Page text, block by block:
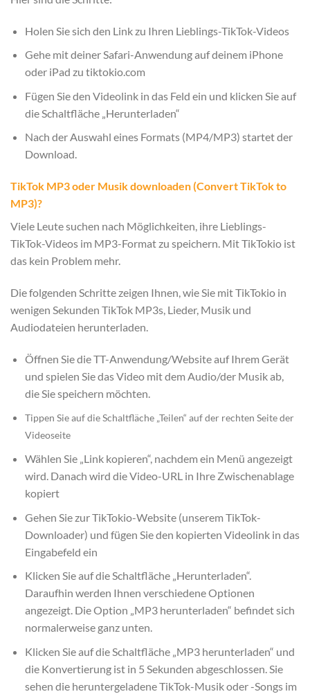
Holen Sie sich den Link zu Ihren Lieblings-TikTok-Videos
Gehe mit deiner Safari-Anwendung auf deinem iPhone
oder iPad zu tiktokio.com
Fügen Sie den Videolink in das Feld ein und klicken Sie auf
die Schaltfläche „Herunterladen“
Nach der Auswahl eines Formats (MP4/MP3) startet der
Download.
TikTok MP3 oder Musik downloaden (Convert TikTok to
MP3)?
Viele Leute suchen nach Möglichkeiten, ihre Lieblings-
TikTok-Videos im MP3-Format zu speichern. Mit TikTokio ist
das kein Problem mehr.
Die folgenden Schritte zeigen Ihnen, wie Sie mit TikTokio in
wenigen Sekunden TikTok MP3s, Lieder, Musik und
Audiodateien herunterladen.
Öffnen Sie die TT-Anwendung/Website auf Ihrem Gerät
und spielen Sie das Video mit dem Audio/der Musik ab,
die Sie speichern möchten.
Tippen Sie auf die Schaltfläche „Teilen“ auf der rechten Seite der
Videoseite
Wählen Sie „Link kopieren“, nachdem ein Menü angezeigt
wird. Danach wird die Video-URL in Ihre Zwischenablage
kopiert
Gehen Sie zur TikTokio-Website (unserem TikTok-
Downloader) und fügen Sie den kopierten Videolink in das
Eingabefeld ein
Klicken Sie auf die Schaltfläche „Herunterladen“.
Daraufhin werden Ihnen verschiedene Optionen
angezeigt. Die Option „MP3 herunterladen“ befindet sich
normalerweise ganz unten.
Klicken Sie auf die Schaltfläche „MP3 herunterladen“ und
die Konvertierung ist in 5 Sekunden abgeschlossen. Sie
sehen die heruntergeladene TikTok-Musik oder -Songs im